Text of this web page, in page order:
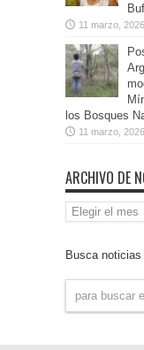
11 marzo, 2026
los Bosques
11 marzo, 2026
ARCHIVO DE
Archivo
de
Busca